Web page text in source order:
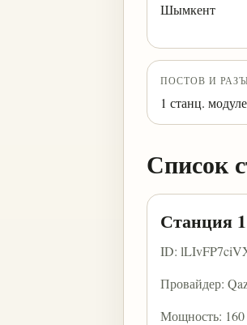
Шымкент
ПОСТОВ И
1 станц.
Список
Станция 1
ID:
Провайдер:
Мощность: